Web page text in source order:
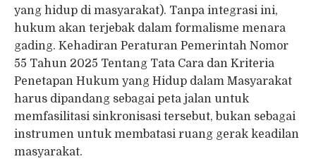
yang hidup di masyarakat). Tanpa integrasi ini,
hukum akan terjebak dalam formalisme menara
gading. Kehadiran Peraturan Pemerintah Nomor
55 Tahun 2025 Tentang Tata Cara dan Kriteria
Penetapan Hukum yang Hidup dalam Masyarakat
harus dipandang sebagai peta jalan untuk
memfasilitasi sinkronisasi tersebut, bukan sebagai
instrumen untuk membatasi ruang gerak keadilan
masyarakat.